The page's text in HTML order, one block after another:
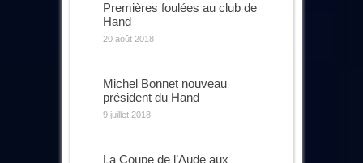
Premières foulées au club de
Hand
20 août 2018
Michel Bonnet nouveau
président du Hand
9 juillet 2018
La Coupe de l’Aude aux